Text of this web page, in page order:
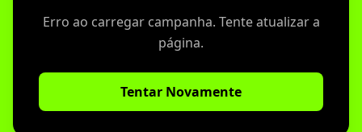
Erro ao carregar campanha. Tente atualizar a
página.
Tentar Novamente